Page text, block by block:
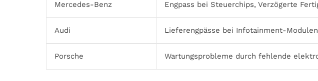
Mercedes-Benz Engpass bei Steuerchips, Verzögerte
Audi Lieferengpässe bei Infotainment-Modulen
Porsche Wartungsprobleme durch fehlende